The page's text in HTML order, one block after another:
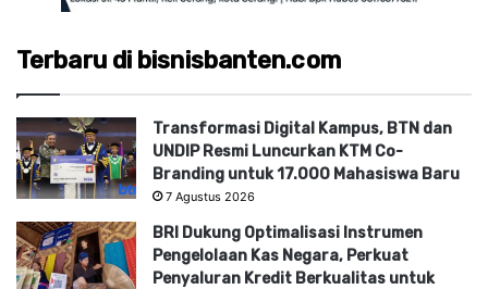
Terbaru di bisnisbanten.com
Transformasi Digital Kampus, BTN dan
UNDIP Resmi Luncurkan KTM Co-
Branding untuk 17.000 Mahasiswa Baru
7 Agustus 2026
BRI Dukung Optimalisasi Instrumen
Pengelolaan Kas Negara, Perkuat
Penyaluran Kredit Berkualitas untuk